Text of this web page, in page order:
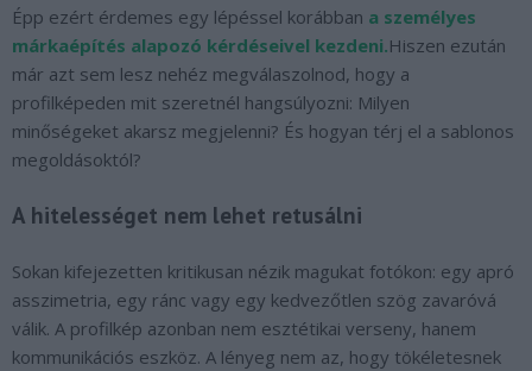
Épp ezért érdemes egy lépéssel korábban a személyes
márkaépítés alapozó kérdéseivel kezdeni.Hiszen ezután
már azt sem lesz nehéz megválaszolnod, hogy a
profilképeden mit szeretnél hangsúlyozni: Milyen
minőségeket akarsz megjelenni? És hogyan térj el a sablonos
megoldásoktól?
A hitelességet nem lehet retusálni
Sokan kifejezetten kritikusan nézik magukat fotókon: egy apró
asszimetria, egy ránc vagy egy kedvezőtlen szög zavaróvá
válik. A profilkép azonban nem esztétikai verseny, hanem
kommunikációs eszköz. A lényeg nem az, hogy tökéletesnek